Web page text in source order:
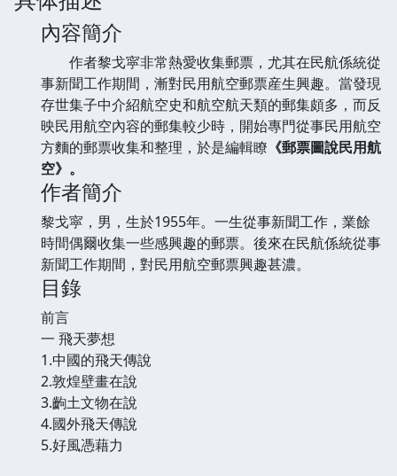
內容簡介
作者黎戈寜非常熱愛收集郵票，尤其在民航係統從
事新聞工作期間，漸對民用航空郵票産生興趣。當發現
存世集子中介紹航空史和航空航天類的郵集頗多，而反
映民用航空內容的郵集較少時，開始專門從事民用航空
方麵的郵票收集和整理，於是編輯瞭 《郵票圖說民用航
空》。
作者簡介
黎戈寜，男，生於1955年。一生從事新聞工作，業餘
時間偶爾收集一些感興趣的郵票。後來在民航係統從事
新聞工作期間，對民用航空郵票興趣甚濃。
目錄
前言
一 飛天夢想
1.中國的飛天傳說
2.敦煌壁畫在說
3.齣土文物在說
4.國外飛天傳說
5.好風憑藉力